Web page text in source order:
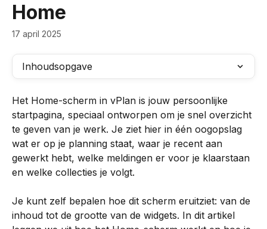
Home
17 april 2025
Inhoudsopgave
Het Home-scherm in vPlan is jouw persoonlijke
startpagina, speciaal ontworpen om je snel overzicht
te geven van je werk. Je ziet hier in één oogopslag
wat er op je planning staat, waar je recent aan
gewerkt hebt, welke meldingen er voor je klaarstaan
en welke collecties je volgt.
Je kunt zelf bepalen hoe dit scherm eruitziet: van de
inhoud tot de grootte van de widgets. In dit artikel